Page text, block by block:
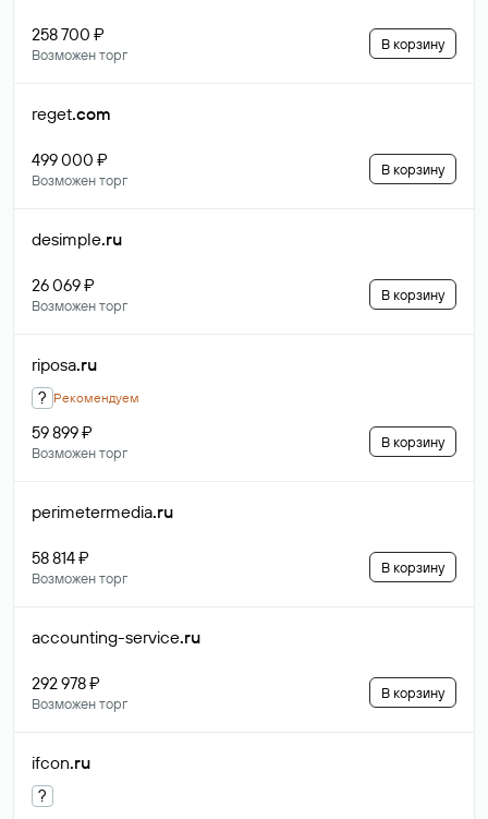
258 700 ₽
Возможен торг
В корзину
reget.com
499 000 ₽
Возможен торг
В корзину
desimple.ru
26 069 ₽
Возможен торг
В корзину
riposa.ru
? Рекомендуем
59 899 ₽
Возможен торг
В корзину
perimetermedia.ru
58 814 ₽
Возможен торг
В корзину
accounting-service.ru
292 978 ₽
Возможен торг
В корзину
ifcon.ru
?